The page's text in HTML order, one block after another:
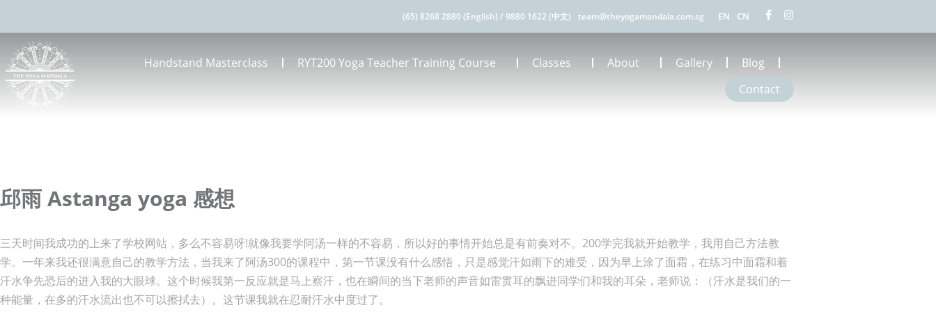
(65) 8268 2880 (English) / 9880 1622 (中文) team@theyogamandala.com.sg EN CN
Handstand Masterclass RYT200 Yoga Teacher Training Course Classes About Gallery
Blog
Contact
邱雨 Astanga yoga 感想
三天时间我成功的上来了学校网站，多么不容易呀!就像我要学阿汤一样的不容易，所以好的事情开始总是有前奏对不。200学完我就开始教学，我用自己方法教
学。一年来我还很满意自己的教学方法，当我来了阿汤300的课程中，第一节课没有什么感悟，只是感觉汗如雨下的难受，因为早上涂了面霜，在练习中面霜和着
汗水争先恐后的进入我的大眼球。这个时候我第一反应就是马上察汗，也在瞬间的当下老师的声音如雷贯耳的飘进同学们和我的耳朵，老师说：（汗水是我们的一
种能量，在多的汗水流出也不可以擦拭去）。这节课我就在忍耐汗水中度过了。